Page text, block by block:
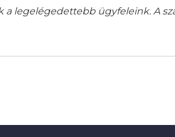
a legelégedettebb ügyfeleink. A